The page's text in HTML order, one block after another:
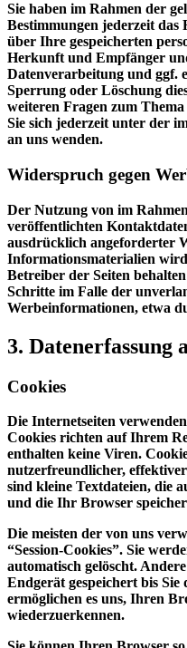
Sie haben im Rahmen der
Bestimmungen jederzeit
über Ihre gespeicherten
Herkunft und Empfänger
Datenverarbeitung und ggf.
Sperrung oder Löschung
weiteren Fragen zum
Sie sich jederzeit unter der
an uns wenden.
Widerspruch gegen
Der Nutzung von im
veröffentlichten
ausdrücklich angeforderter
Informationsmaterialien
Betreiber der Seiten
Schritte im Falle der
Werbeinformationen, etwa
3. Datenerfassung
Cookies
Die Internetseiten
Cookies richten auf Ihrem
enthalten keine Viren.
nutzerfreundlicher,
sind kleine Textdateien, die
und die Ihr Browser
Die meisten der von uns
“Session-Cookies”. Sie
automatisch gelöscht.
Endgerät gespeichert bis Sie
ermöglichen es uns, Ihren
wiederzuerkennen.